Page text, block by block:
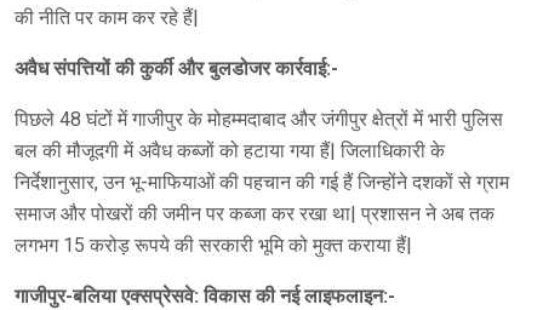
की नीति पर काम कर रहे हैं|
अवैध संपत्तियों की कुर्की और बुलडोजर कार्रवाई:-
पिछले 48 घंटों में गाजीपुर के मोहम्मदाबाद और जंगीपुर क्षेत्रों में भारी पुलिस
बल की मौजूदगी में अवैध कब्जों को हटाया गया हैं| जिलाधिकारी के
निर्देशानुसार, उन भू-माफियाओं की पहचान की गई हैं जिन्होंने दशकों से ग्राम
समाज और पोखरों की जमीन पर कब्जा कर रखा था| प्रशासन ने अब तक
लगभग 15 करोड़ रूपये की सरकारी भूमि को मुक्त कराया हैं|
गाजीपुर-बलिया एक्सप्रेसवे: विकास की नई लाइफलाइन:-